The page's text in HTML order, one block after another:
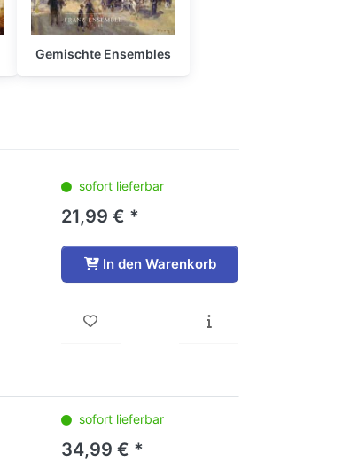
Gemischte Ensembles
sofort lieferbar
21,99 € *
In den Warenkorb
sofort lieferbar
34,99 € *